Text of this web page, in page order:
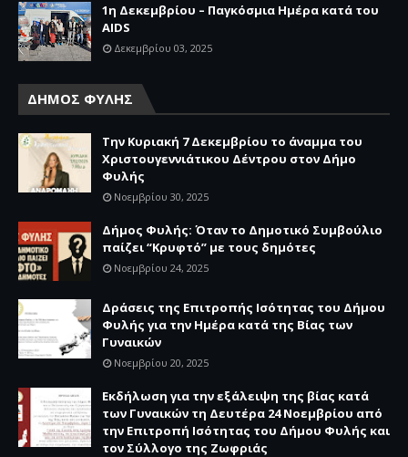
1η Δεκεμβρίου – Παγκόσμια Ημέρα κατά του
AIDS
Δεκεμβρίου 03, 2025
ΔΗΜΟΣ ΦΥΛΗΣ
Την Κυριακή 7 Δεκεμβρίου το άναμμα του
Χριστουγεννιάτικου Δέντρου στον Δήμο
Φυλής
Νοεμβρίου 30, 2025
Δήμος Φυλής: Όταν το Δημοτικό Συμβούλιο
παίζει “Κρυφτό” με τους δημότες
Νοεμβρίου 24, 2025
Δράσεις της Επιτροπής Ισότητας του Δήμου
Φυλής για την Ημέρα κατά της Βίας των
Γυναικών
Νοεμβρίου 20, 2025
Εκδήλωση για την εξάλειψη της βίας κατά
των Γυναικών τη Δευτέρα 24 Νοεμβρίου από
την Επιτροπή Ισότητας του Δήμου Φυλής και
τον Σύλλογο της Ζωφριάς